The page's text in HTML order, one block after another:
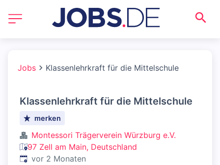
Jobs Klassenlehrkraft für die Mittelschule
Klassenlehrkraft für die Mittelschule
merken
Montessori Trägerverein Würzburg e.V.
97 Zell am Main, Deutschland
Veröffentlicht:
vor 2 Monaten